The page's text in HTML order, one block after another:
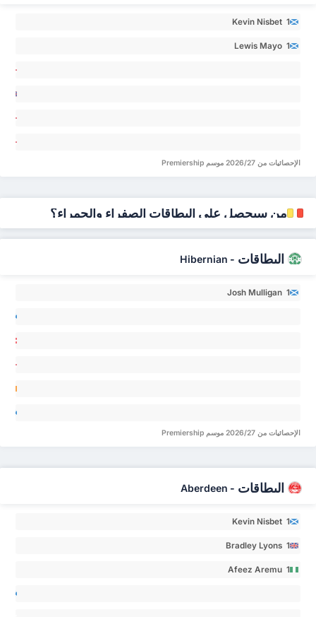
Kevin Nisbet 1
Lewis Mayo 1
الإحصائيات من 2026/27 موسم Premiership
من سيحصل على البطاقات الصفراء والحمراء؟
البطاقات -
Hibernian
Josh Mulligan 1
الإحصائيات من 2026/27 موسم Premiership
البطاقات -
Aberdeen
Kevin Nisbet 1
Bradley Lyons 1
Afeez Aremu 1